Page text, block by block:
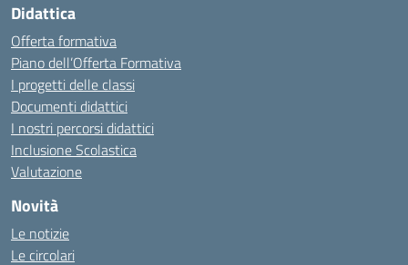
Didattica
Offerta formativa
Piano dell’Offerta Formativa
I progetti delle classi
Documenti didattici
I nostri percorsi didattici
Inclusione Scolastica
Valutazione
Novità
Le notizie
Le circolari